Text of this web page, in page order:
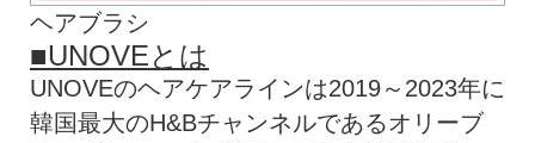
ヘアブラシ
■UNOVEとは
UNOVEのヘアケアラインは2019～2023年に
韓国最大のH&Bチャンネルであるオリーブ